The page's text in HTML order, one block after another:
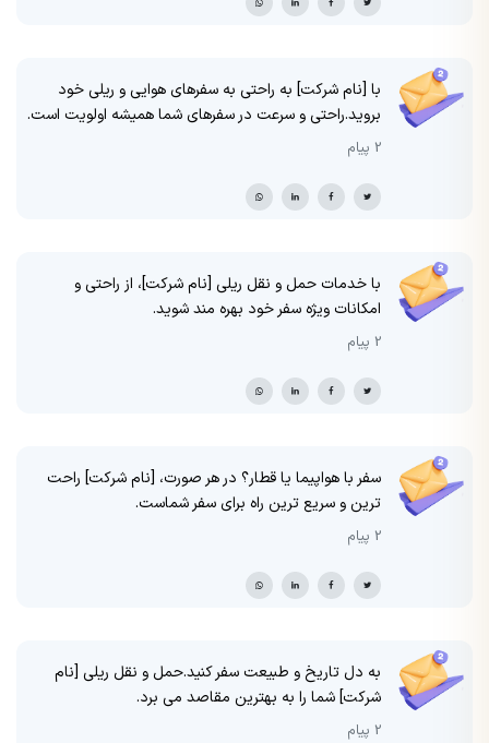
با [نام شرکت] به راحتی به سفرهای هوایی و ریلی خود
بروید.راحتی و سرعت در سفرهای شما همیشه اولویت است.
2 پیام
با خدمات حمل و نقل ریلی [نام شرکت]، از راحتی و
امکانات ویژه سفر خود بهره مند شوید.
2 پیام
سفر با هواپیما یا قطار؟ در هر صورت، [نام شرکت] راحت
ترین و سریع ترین راه برای سفر شماست.
2 پیام
به دل تاریخ و طبیعت سفر کنید.حمل و نقل ریلی [نام
شرکت] شما را به بهترین مقاصد می برد.
2 پیام